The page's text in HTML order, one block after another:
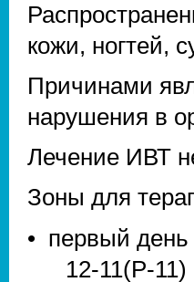
кожи, ногтей,
Причинами
нарушения в
Лечение ИВТ
Зоны для
• первый
12-11(P-11)